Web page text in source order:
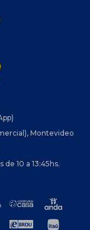
Montevideo
de 10 a 13:45hs.